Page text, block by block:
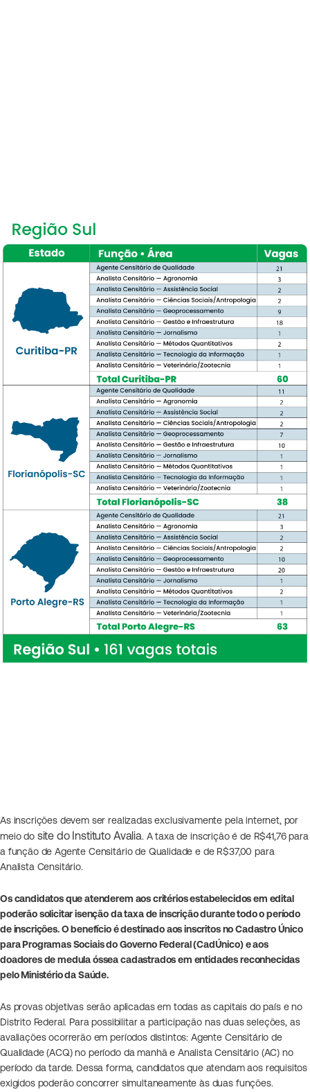
As inscrições devem ser realizadas exclusivamente pela internet, por
meio do site do Instituto Avalia. A taxa de inscrição é de R$41,76 para
a função de Agente Censitário de Qualidade e de R$37,00 para
Analista Censitário.
Os candidatos que atenderem aos critérios estabelecidos em edital
poderão solicitar isenção da taxa de inscrição durante todo o período
de inscrições. O benefício é destinado aos inscritos no Cadastro Único
para Programas Sociais do Governo Federal (CadÚnico) e aos
doadores de medula óssea cadastrados em entidades reconhecidas
pelo Ministério da Saúde.
As provas objetivas serão aplicadas em todas as capitais do país e no
Distrito Federal. Para possibilitar a participação nas duas seleções, as
avaliações ocorrerão em períodos distintos: Agente Censitário de
Qualidade (ACQ) no período da manhã e Analista Censitário (AC) no
período da tarde. Dessa forma, candidatos que atendam aos requisitos
exigidos poderão concorrer simultaneamente às duas funções.